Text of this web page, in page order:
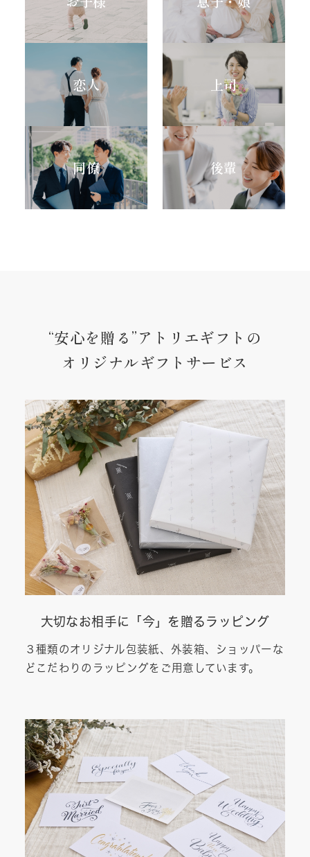
恋人 上司
同僚 後輩
“安心を贈る”アトリエギフトの
オリジナルギフトサービス
大切なお相手に「今」を贈るラッピング
３種類のオリジナル包装紙、外装箱、ショッパーな
どこだわりのラッピングをご用意しています。